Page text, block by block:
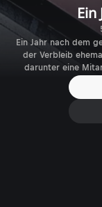
Ein
Ein Jahr nach dem
der Verbleib
darunter eine